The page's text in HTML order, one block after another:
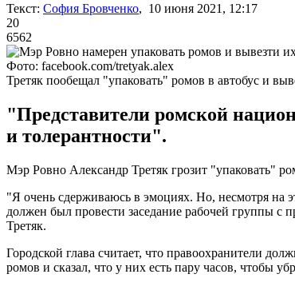
Текст: София Бровченко, 10 июня 2021, 12:17
20
6562
Фото: facebook.com/tretyak.alex
Третяк пообещал "упаковать" ромов в автобус и
"Представители ромской
и толерантности".
Мэр Ровно Александр Третяк грозит "упаковать"
"Я очень сдерживаюсь в эмоциях. Но, несмотря на
должен был провести заседание рабочей группы с
Третяк.
Городской глава считает, что правоохранители
ромов и сказал, что у них есть пару часов, чтобы